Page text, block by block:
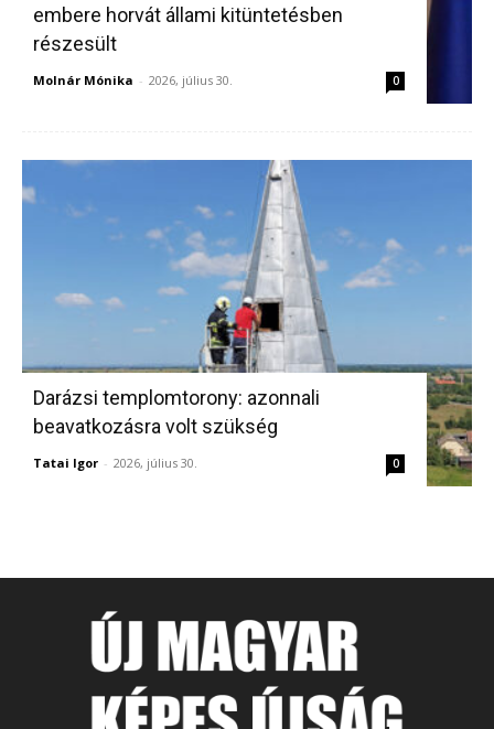
embere horvát állami kitüntetésben
részesült
Molnár Mónika - 2026, július 30. 0
Darázsi templomtorony: azonnali
beavatkozásra volt szükség
Tatai Igor - 2026, július 30. 0